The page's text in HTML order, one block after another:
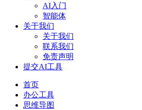
AI入门
智能体
关于我们
关于我们
联系我们
免责声明
提交AI工具
首页
办公工具
思维导图